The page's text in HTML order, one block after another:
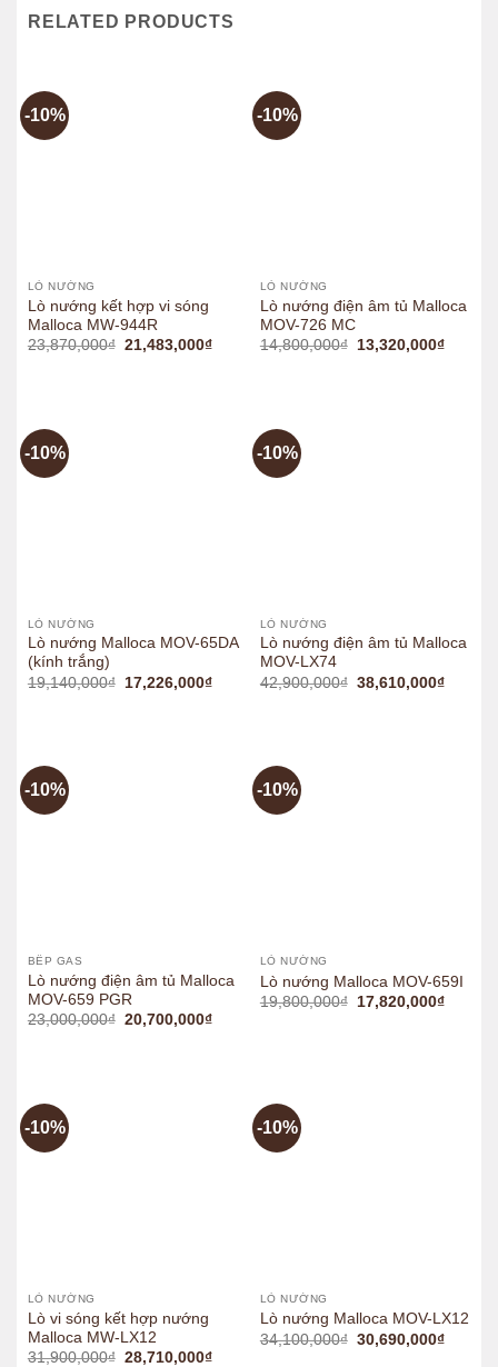
RELATED PRODUCTS
-10%
LÒ NƯỚNG
Lò nướng kết hợp vi sóng
Malloca MW-944R
23,870,000₫ Original
21,483,000₫Current
-10%
LÒ NƯỚNG
Lò nướng điện âm tủ Malloca
MOV-726 MC
14,800,000₫
Original
13,320,000₫Current
-10%
LÒ NƯỚNG
Lò nướng Malloca MOV-65DA
(kính trắng)
19,140,000₫
Original
price
17,226,000₫Current
-10%
LÒ NƯỚNG
Lò nướng điện âm tủ Malloca
MOV-LX74
42,900,000₫ Original
price
38,610,000₫Current
-10%
BẾP GAS
Lò nướng điện âm tủ Malloca
MOV-659 PGR
23,000,000₫ Original
20,700,000₫Current
-10%
LÒ NƯỚNG
Lò nướng Malloca MOV-659I
19,800,000₫
Original
17,820,000₫Current
-10%
LÒ NƯỚNG
Lò vi sóng kết hợp nướng
Malloca MW-LX12
31,900,000₫ Original
28,710,000₫Current
-10%
LÒ NƯỚNG
Lò nướng Malloca MOV-LX12
34,100,000₫ Original
price
30,690,000₫Current